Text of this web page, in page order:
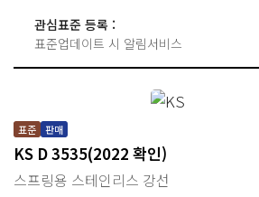
관심표준 등록 :
표준업데이트 시 알림서비스
표준 판매
KS D 3535(2022 확인)
스프링용 스테인리스 강선